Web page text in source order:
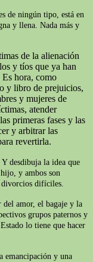
de ningún tipo, está en
y llena. Nada más y
de la alienación
y tíos que ya han
hora, como
y libro de prejuicios,
y mujeres de
atender
primeras fases y las
y arbitrar las
revertirla.
desdibuja la idea que
y ambos son
divorcios difíciles.
del amor, el bagaje y la
grupos paternos y
lo tiene que hacer
emancipación y una